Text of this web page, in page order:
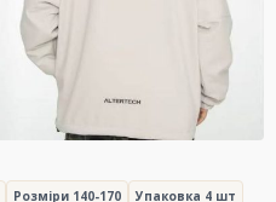
Розміри 140-170 Упаковка 4 шт